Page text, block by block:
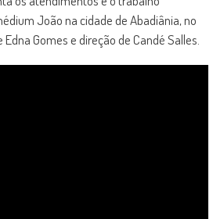
Joãona cidadedeAbadiânia, no
Edna Gomes e direção de Candé Salles.